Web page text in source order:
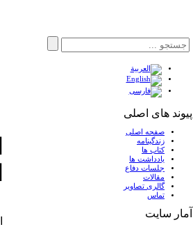
پیوند های اصلی
صفحه اصلی
زندگینامه
کتاب ها
يادداشت ها
جلسات دفاع
مقالات
گالری تصاویر
تماس
آمار سايت